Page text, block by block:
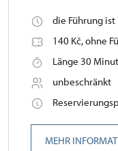
die Führung
140 Kč, ohne
Länge 30
unbeschränkt
MEHR